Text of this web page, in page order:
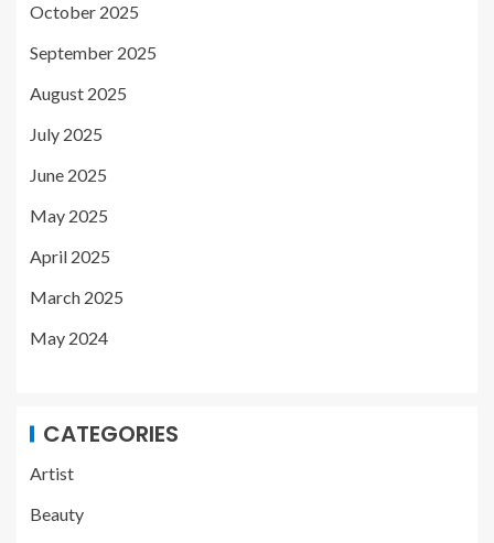
October 2025
September 2025
August 2025
July 2025
June 2025
May 2025
April 2025
March 2025
May 2024
CATEGORIES
Artist
Beauty